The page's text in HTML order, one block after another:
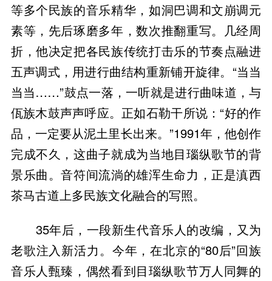
等多个民族的音乐精华，如洞巴调和文崩调元
素等，先后琢磨多年，数次推翻重写。几经周
折，他决定把各民族传统打击乐的节奏点融进
五声调式，用进行曲结构重新铺开旋律。“当当
当当……”鼓点一落，一听就是进行曲味道，与
佤族木鼓声声呼应。正如石勒干所说：“好的作
品，一定要从泥土里长出来。”1991年，他创作
完成不久，这曲子就成为当地目瑙纵歌节的背
景乐曲。音符间流淌的雄浑生命力，正是滇西
茶马古道上多民族文化融合的写照。
35年后，一段新生代音乐人的改编，又为
老歌注入新活力。今年，在北京的“80后”回族
音乐人甄臻，偶然看到目瑙纵歌节万人同舞的